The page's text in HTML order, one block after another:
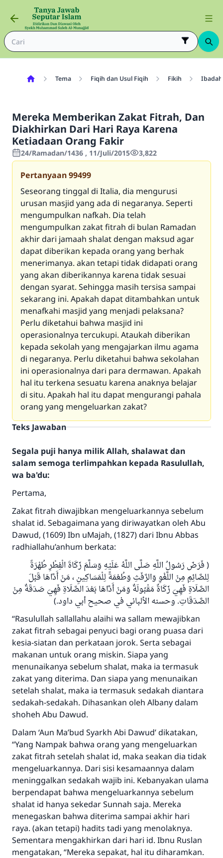
Tema Fiqih dan Usul Fiqih Fikih
Mereka Memberikan Zakat Fitrah, Dan
Diakhirkan Dari Hari Raya Karena
Ketiadaan Orang Fakir
24/Ramadan/1436 , 11/Juli/2015 3,822
Pertanyaan99499
Seseorang tinggal di Italia, dia mengurusi
urusan masjid yang ada di negaranya. Seperti
mengumpulkan nafkah. Dia telah
mengumpulkan zakat fitrah di bulan Ramadan
akhir dari jamaah shalat dengan maksud agar
dapat diberikan kepada orang yang berhak
menerimanya. akan tetapi tidak didapati orang
yang akan diberikannya karena tidak sesuai
dengan syarat. Sehingga masih tersisa sampai
sekarang ini. Apakah dapat ditambahkan untuk
menafkahi masjid yang menjadi pelaksana?
Perlu diketahui bahwa masjid ini
operasionalnya tercukupi. Ataukah diberikan
kepada sekolah yang mengajarkan ilmu agama
di negaranya. Perlu diketahui bahwa sekolahan
ini operasionalnya dari para dermawan. Apakah
hal itu terkena sesuatu karena anaknya belajar
di situ. Apakah hal itu dapat mengurangi pahala
orang yang mengeluarkan zakat?
Teks Jawaban
Segala puji hanya milik Allah, shalawat dan
salam semoga terlimpahkan kepada Rasulullah,
wa ba'du:
Pertama,
Zakat fitrah diwajibkan mengeluarkannya sebelum
shalat id. Sebagaimana yang diriwayatkan oleh Abu
Dawud, (1609) Ibn uMajah, (1827) dari Ibnu Abbas
radhiallahu’anhum berkata:
( فَرَضَ رَسُولُ اللَّهِ صَلَّى اللَّهُ عَلَيْهِ وَسَلَّمَ زَكَاةَ الْفِطْرِ طُهْرَةً
لِلصَّائِمِ مِنْ اللَّغْوِ وَالرَّفَثِ وَطُعْمَةً لِلْمَسَاكِينِ ، مَنْ أَدَّاهَا قَبْلَ
الصَّلَاةِ فَهِيَ زَكَاةٌ مَقْبُولَةٌ وَمَنْ أَدَّاهَا بَعْدَ الصَّلَاةِ فَهِيَ صَدَقَةٌ مِنْ
الصَّدَقَاتِ. وحسنه الألباني في صحيح أبي داود.)
“Rasulullah sallallahu alaihi wa sallam mewajibkan
zakat fitrah sebagai penyuci bagi orang puasa dari
kesia-siatan dan perkataan jorok. Serta sebagai
makanan untuk orang miskin. Siapa yang
menunaikanya sebelum shalat, maka ia termasuk
zakat yang diterima. Dan siapa yang menunaikan
setelah shalat, maka ia termasuk sedakah diantara
sedakah-sedakah. Dihasankan oleh Albany dalam
shoheh Abu Dawud.
Dalam ‘Aun Ma’bud Syarkh Abi Dawud’ dikatakan,
“Yang Nampak bahwa orang yang mengeluarkan
zakat fitrah setelah shalat id, maka seakan dia tidak
mengeluarkannya. Dari sisi kesamaannya dalam
meninggalkan sedakah wajib ini. Kebanyakan ulama
berpendapat bahwa mengeluarkannya sebelum
shalat id hanya sekedar Sunnah saja. Mereka
menegaskan bahwa diterima sampai akhir hari
raya. (akan tetapi) hadits tadi yang menolaknya.
Sementara mengakhirkan dari hari id. Ibnu Ruslan
mengatakan, “Mereka sepakat, hal itu diharamkan.